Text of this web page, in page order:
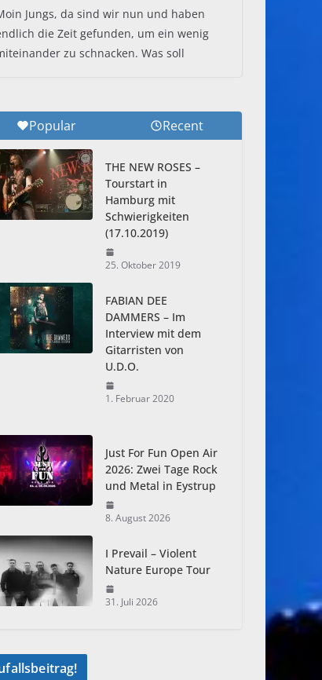
Jungs, da sind wir nun und haben
die Zeit gefunden, um ein wenig
zu schnacken. Was soll
Popular Recent
THE NEW ROSES –
Tourstart in
Hamburg mit
Schwierigkeiten
(17.10.2019)
25. Oktober 2019
FABIAN DEE
DAMMERS – Im
Interview mit dem
Gitarristen von
U.D.O.
1. Februar 2020
Just For Fun Open Air
2026: Zwei Tage Rock
und Metal in Eystrup
8. August 2026
I Prevail – Violent
Nature Europe Tour
31. Juli 2026